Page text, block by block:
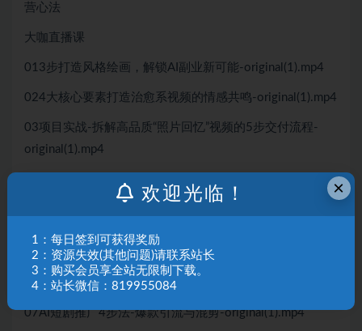
营心法
大咖直播课
013步打造风格绘画，解锁AI副业新可能-original(1).mp4
024大核心要素打造治愈系视频的情感共鸣-original(1).mp4
03项目实战-拆解高品质“照片回忆”视频的5步交付流程-
original(1).mp4
05实战拆解-3大AI工具联动，从0到1复刻文史类短视频-
original(1).mp4
06小说推文运营策略和全流程实操-original(1).mp4
07AI短剧推广4步法-爆款引流与混剪-original(1).mp4
×
欢迎光临！
1：每日签到可获得奖励
2：资源失效(其他问题)请联系站长
3：购买会员享全站无限制下载。
4：站长微信：819955084